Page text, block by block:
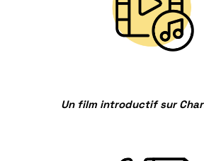
Un film introductif sur